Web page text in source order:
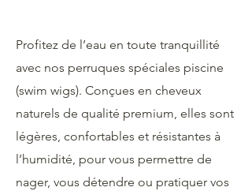
Profitez de l’eau en toute tranquillité
avec nos perruques spéciales piscine
(swim wigs). Conçues en cheveux
naturels de qualité premium, elles sont
légères, confortables et résistantes à
l’humidité, pour vous permettre de
nager, vous détendre ou pratiquer vos